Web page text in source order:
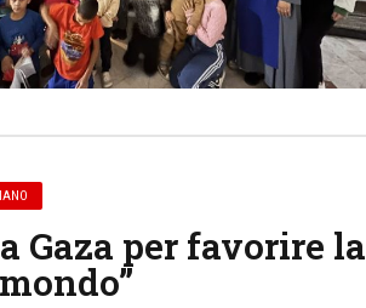
Gaza per favorire la